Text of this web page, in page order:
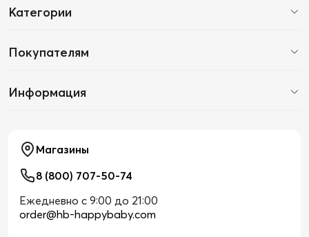
Категории
Покупателям
Информация
Магазины
8 (800) 707-50-74
Ежедневно с 9:00 до 21:00
order@hb-happybaby.com